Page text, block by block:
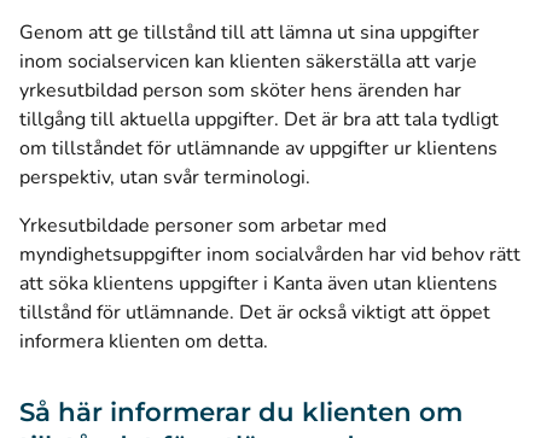
Genom att ge tillstånd till att lämna ut sina uppgifter
inom socialservicen kan klienten säkerställa att varje
yrkesutbildad person som sköter hens ärenden har
tillgång till aktuella uppgifter. Det är bra att tala tydligt
om tillståndet för utlämnande av uppgifter ur klientens
perspektiv, utan svår terminologi.
Yrkesutbildade personer som arbetar med
myndighetsuppgifter inom socialvården har vid behov rätt
att söka klientens uppgifter i Kanta även utan klientens
tillstånd för utlämnande. Det är också viktigt att öppet
informera klienten om detta.
Så här informerar du klienten om